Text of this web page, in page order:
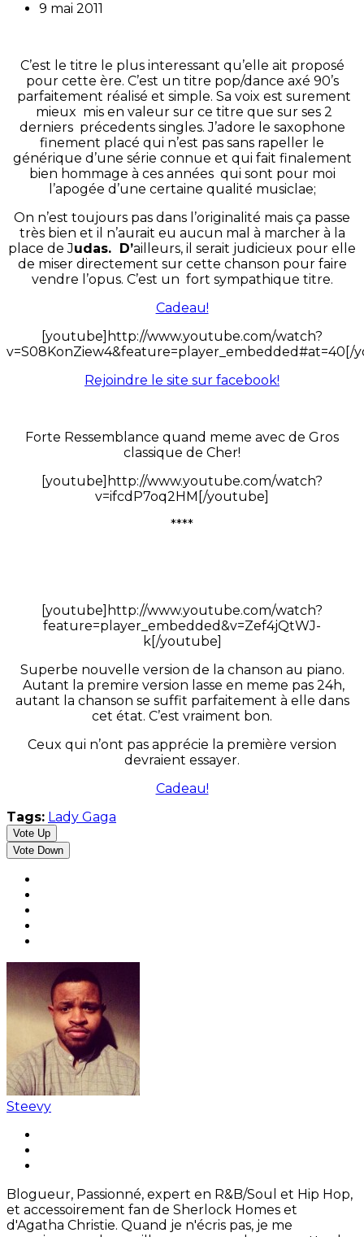
9 mai 2011
C’est le titre le plus interessant qu’elle ait proposé
pour cette ère. C’est un titre pop/dance axé 90’s
parfaitement réalisé et simple. Sa voix est surement
mieux mis en valeur sur ce titre que sur ses 2
derniers précedents singles. J’adore le saxophone
finement placé qui n’est pas sans rapeller le
générique d’une série connue et qui fait finalement
bien hommage à ces années qui sont pour moi
l’apogée d’une certaine qualité musiclae;
On n’est toujours pas dans l’originalité mais ça passe
très bien et il n’aurait eu aucun mal à marcher à la
place de Judas. D’ailleurs, il serait judicieux pour elle
de miser directement sur cette chanson pour faire
vendre l’opus. C’est un fort sympathique titre.
Cadeau!
[youtube]http://www.youtube.com/watch?
v=S08KonZiew4&feature=player_embedded#at=40[/
Rejoindre le site sur facebook!
Forte Ressemblance quand meme avec de Gros
classique de Cher!
[youtube]http://www.youtube.com/watch?
v=ifcdP7oq2HM[/youtube]
****
[youtube]http://www.youtube.com/watch?
feature=player_embedded&v=Zef4jQtWJ-
k[/youtube]
Superbe nouvelle version de la chanson au piano.
Autant la premire version lasse en meme pas 24h,
autant la chanson se suffit parfaitement à elle dans
cet état. C’est vraiment bon.
Ceux qui n’ont pas apprécie la première version
devraient essayer.
Cadeau!
Tags: Lady Gaga
Vote Up
Vote Down
Steevy
Blogueur, Passionné, expert en R&B/Soul et Hip Hop,
et accessoirement fan de Sherlock Homes et
d'Agatha Christie. Quand je n'écris pas, je me